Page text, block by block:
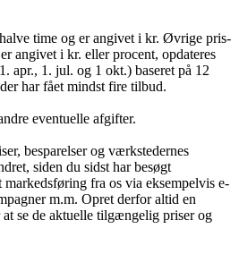
time og er angivet i kr. Øvrige pris-
angivet i kr. eller procent, opdateres
apr., 1. jul. og 1 okt.) baseret på 12
har fået mindst fire tilbud.
eventuelle afgifter.
besparelser og værkstedernes
siden du sidst har besøgt
fra os via eksempelvis e-
m.m. Opret derfor altid en
se de aktuelle tilgængelig priser og